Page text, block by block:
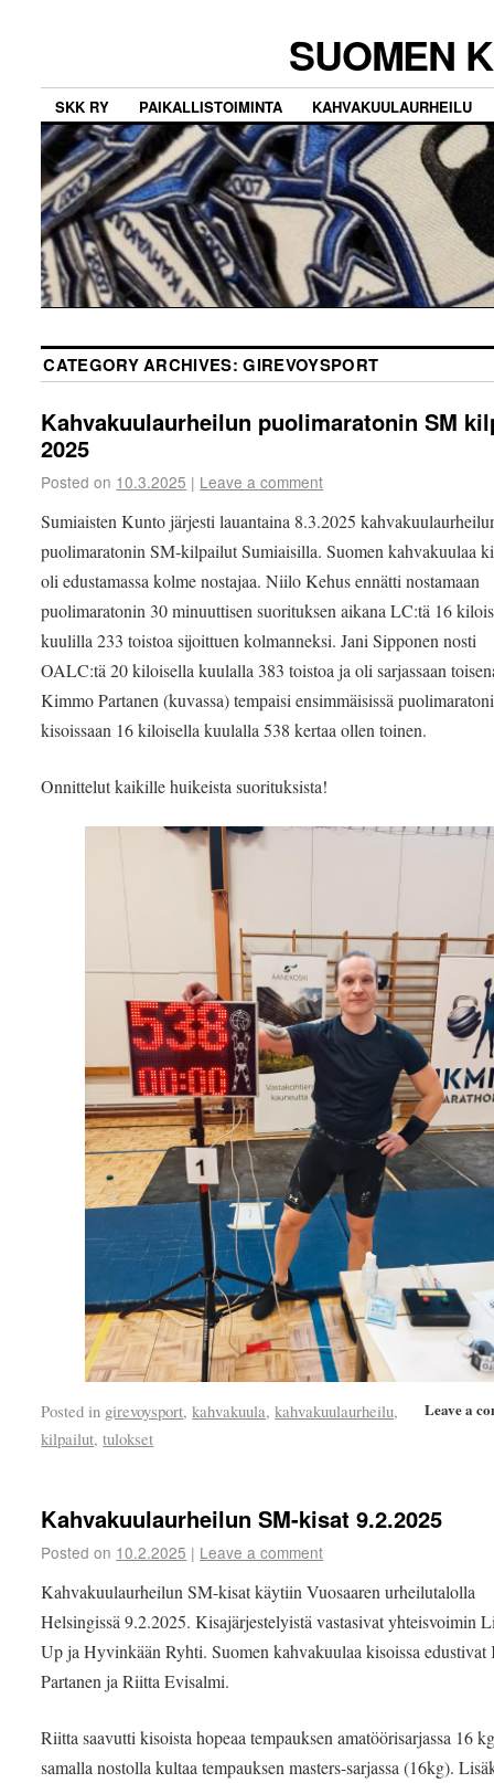
SUOMEN
SKK RY PAIKALLISTOIMINTA KAHVAKUULAURHEILU
CATEGORY ARCHIVES:GIREVOYSPORT
Kahvakuulaurheilun puolimaratonin SM
2025
Posted on 10.3.2025 | Leave a comment
Sumiaisten Kunto järjesti lauantaina 8.3.2025
puolimaratonin SM-kilpailut Sumiaisilla. Suomen kahvakuulaa
oli edustamassa kolme nostajaa. Niilo Kehus ennätti nostamaan
puolimaratonin 30 minuuttisen suorituksen aikana LC:tä 16
kuulilla 233 toistoa sijoittuen kolmanneksi. Jani Sipponen nosti
OALC:tä 20 kiloisella kuulalla 383 toistoa ja oli sarjassaan
Kimmo Partanen (kuvassa) tempaisi ensimmäisissä
kisoissaan 16 kiloisella kuulalla 538 kertaa ollen toinen.
Onnittelut kaikille huikeista suorituksista!
Leave a
Posted in girevoysport,kahvakuula,kahvakuulaurheilu,
kilpailut,tulokset
Kahvakuulaurheilun SM-kisat 9.2.2025
Posted on 10.2.2025 | Leave a comment
Kahvakuulaurheilun SM-kisat käytiin Vuosaaren urheilutalolla
Helsingissä 9.2.2025. Kisajärjestelyistä vastasivat yhteisvoimin
Up ja Hyvinkään Ryhti. Suomen kahvakuulaa kisoissa
Partanen ja Riitta Evisalmi.
Riitta saavutti kisoista hopeaa tempauksen amatöörisarjassa 16
samalla nostolla kultaa tempauksen masters-sarjassa (16kg).